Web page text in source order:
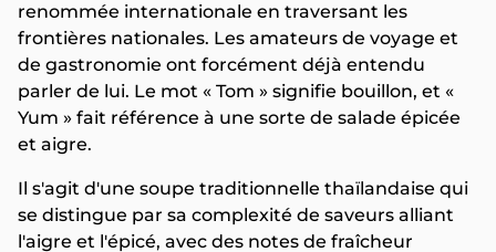
renommée internationale en traversant les
frontières nationales. Les amateurs de voyage et
de gastronomie ont forcément déjà entendu
parler de lui. Le mot « Tom » signifie bouillon, et «
Yum » fait référence à une sorte de salade épicée
et aigre.
Il s'agit d'une soupe traditionnelle thaïlandaise qui
se distingue par sa complexité de saveurs alliant
l'aigre et l'épicé, avec des notes de fraîcheur